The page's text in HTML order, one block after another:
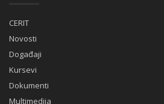
CERIT
Novosti
Događaji
Kursevi
Dokumenti
Multimedija